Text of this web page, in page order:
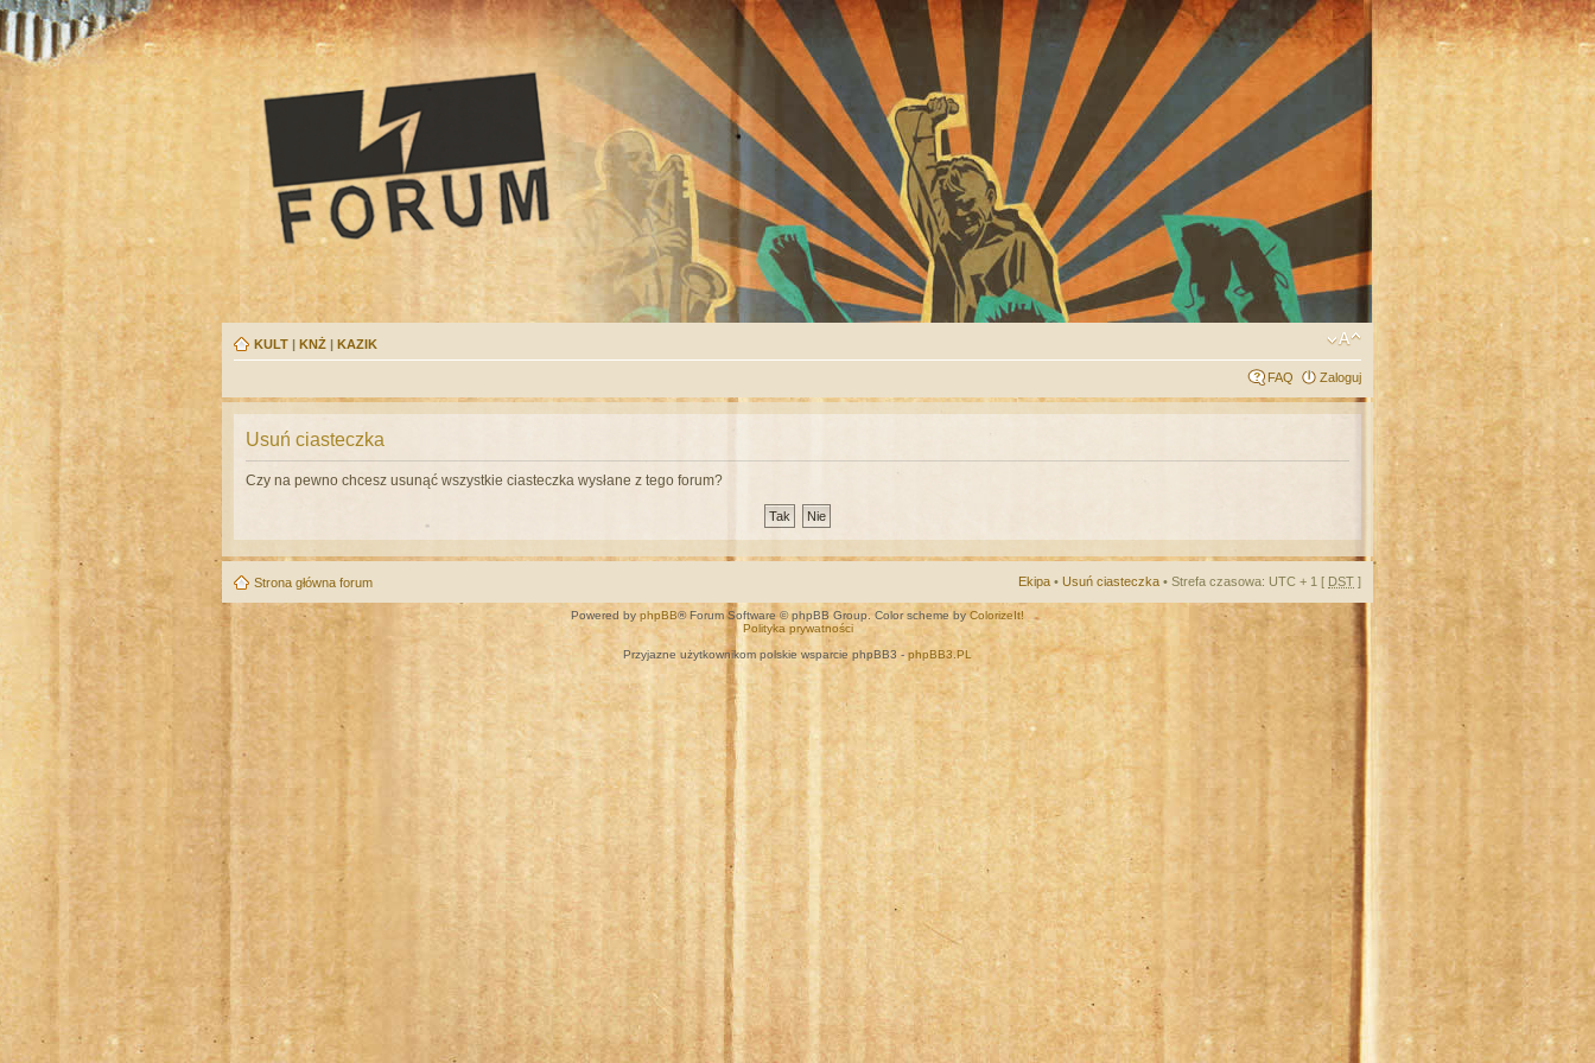
KULT | KNŻ | KAZIK
FAQ Zaloguj
Usuń ciasteczka
Czy na pewno chcesz usunąć wszystkie ciasteczka wysłane z tego forum?
Strona główna forum Ekipa • Usuń ciasteczka • Strefa czasowa: UTC + 1 [ DST ]
Powered by phpBB® Forum Software © phpBB Group. Color scheme byColorizeIt!
Polityka prywatności
Przyjazne użytkownikom polskie wsparcie phpBB3 -phpBB3.PL